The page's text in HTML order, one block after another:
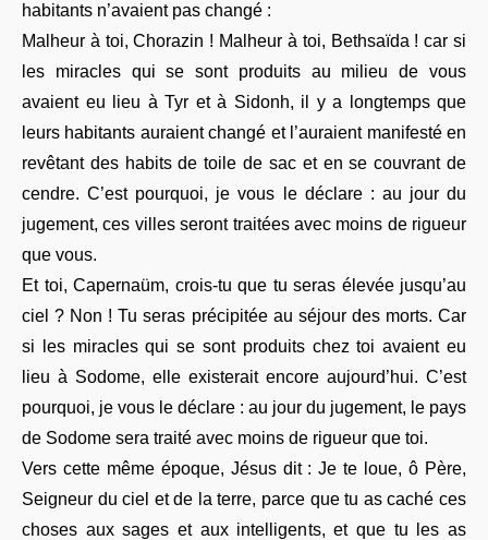
habitants n’avaient pas changé :
Malheur à toi, Chorazin ! Malheur à toi, Bethsaïda ! car si
les miracles qui se sont produits au milieu de vous
avaient eu lieu à Tyr et à Sidonh, il y a longtemps que
leurs habitants auraient changé et l’auraient manifesté en
revêtant des habits de toile de sac et en se couvrant de
cendre. C’est pourquoi, je vous le déclare : au jour du
jugement, ces villes seront traitées avec moins de rigueur
que vous.
Et toi, Capernaüm, crois-tu que tu seras élevée jusqu’au
ciel ? Non ! Tu seras précipitée au séjour des morts. Car
si les miracles qui se sont produits chez toi avaient eu
lieu à Sodome, elle existerait encore aujourd’hui. C’est
pourquoi, je vous le déclare : au jour du jugement, le pays
de Sodome sera traité avec moins de rigueur que toi.
Vers cette même époque, Jésus dit : Je te loue, ô Père,
Seigneur du ciel et de la terre, parce que tu as caché ces
choses aux sages et aux intelligents, et que tu les as